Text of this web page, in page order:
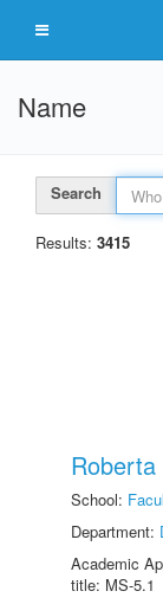
Name
Search
Results: 3415
Roberta
School:
Department:
Academic
title: MS-5.1